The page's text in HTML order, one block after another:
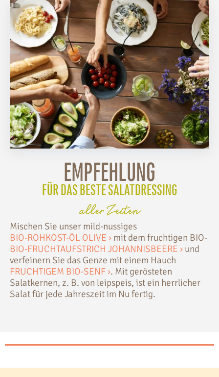
EMPFEHLUNG
FÜR DAS BESTE SALATDRESSING
aller Zeiten
Mischen Sie unser mild-nussiges
BIO-ROHKOST-ÖL OLIVE › mit dem fruchtigen BIO-
BIO-FRUCHTAUFSTRICH JOHANNISBEERE › und
verfeinern Sie das Genze mit einem Hauch
FRUCHTIGEM BIO-SENF ›. Mit gerösteten
Salatkernen, z. B. von leipspeis, ist ein herrlicher
Salat für jede Jahreszeit im Nu fertig.